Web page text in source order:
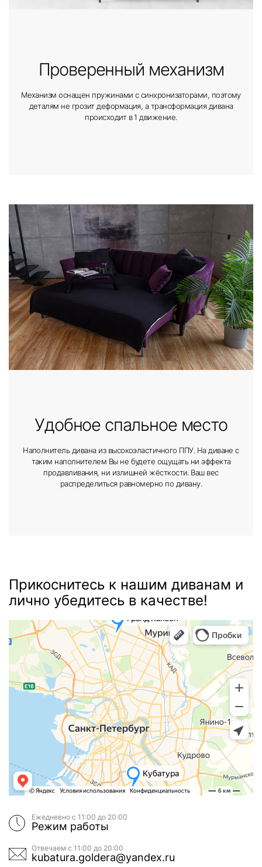
Проверенный механизм
Механизм оснащен пружинами с синхронизаторами, поэтому
деталям не грозит деформация, а трансформация дивана
происходит в 1 движение.
Удобное спальное место
Наполнитель дивана из высокоэластичного ППУ. На диване с
таким наполнителем Вы не будете ощущать ни эффекта
продавливания, ни излишней жёсткости. Ваш вес
распределиться равномерно по дивану.
Прикоснитесь к нашим диванам и
лично убедитесь в качестве!
Ежедневно с 11:00 до 20:00
Режим работы
Отвечаем с 11:00 до 20:00
kubatura.goldera@yandex.ru